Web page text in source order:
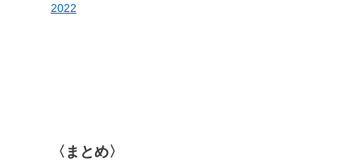
2022
〈まとめ〉